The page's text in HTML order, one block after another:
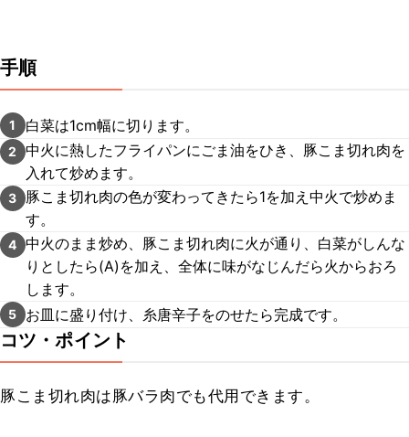
手順
1 白菜は1cm幅に切ります。
2
中火に熱したフライパンにごま油をひき、豚こま切れ肉を
入れて炒めます。
3
豚こま切れ肉の色が変わってきたら1を加え中火で炒めま
す。
4 中火のまま炒め、豚こま切れ肉に火が通り、白菜がしんな
りとしたら(A)を加え、全体に味がなじんだら火からおろ
します。
5 お皿に盛り付け、糸唐辛子をのせたら完成です。
コツ・ポイント
豚こま切れ肉は豚バラ肉でも代用できます。